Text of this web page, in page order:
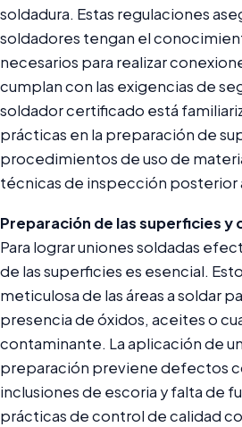
soldadura. Estas regulaciones
soldadores tengan el
necesarios para realizar
cumplan con las exigencias de
soldador certificado está
prácticas en la preparación de
procedimientos de uso de
técnicas de inspección posterior
Preparación de las superficies y
Para lograr uniones soldadas
de las superficies es esencial.
meticulosa de las áreas a soldar
presencia de óxidos, aceites o
contaminante. La aplicación de
preparación previene defectos
inclusiones de escoria y falta de
prácticas de control de calidad